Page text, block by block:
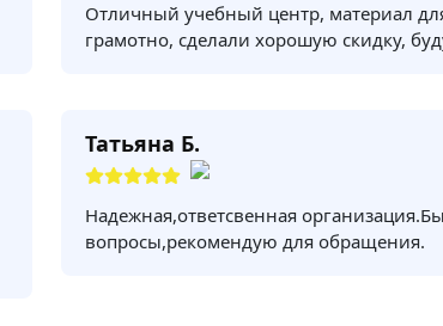
Отличный учебный центр, материал
грамотно, сделали хорошую скидку,
Татьяна Б.
Надежная,ответсвенная
вопросы,рекомендую для обращения.